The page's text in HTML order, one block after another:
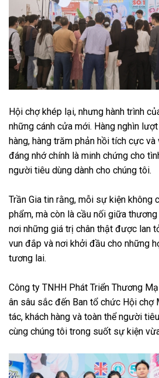
Hội chợ khép lại, nhưng hành trình
những cánh cửa mới. Hàng nghìn
hàng, hàng trăm phản hồi tích cực
đáng nhớ chính là minh chứng cho
người tiêu dùng dành cho chúng tôi.
Trần Gia tin rằng, mỗi sự kiện không
phẩm, mà còn là cầu nối giữa
nơi những giá trị chân thật được lan
vun đắp và nơi khởi đầu cho những
tương lai.
Công ty TNHH Phát Triển Thương
ân sâu sắc đến Ban tổ chức Hội chợ
tác, khách hàng và toàn thể người
cùng chúng tôi trong suốt sự kiện